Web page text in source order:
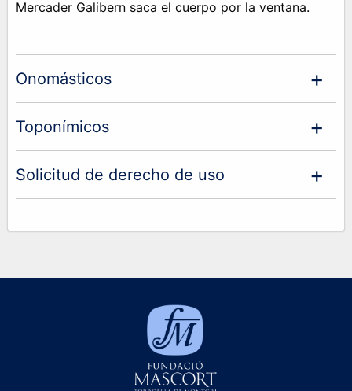
Mercader Galibern saca el cuerpo por la ventana.
Onomásticos
Toponímicos
Solicitud de derecho de uso